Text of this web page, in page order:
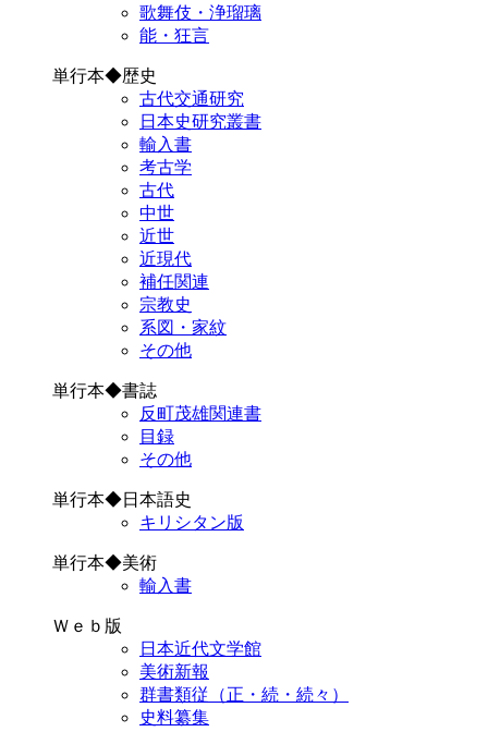
歌舞伎・浄瑠璃
能・狂言
単行本◆歴史
古代交通研究
日本史研究叢書
輸入書
考古学
古代
中世
近世
近現代
補任関連
宗教史
系図・家紋
その他
単行本◆書誌
反町茂雄関連書
目録
その他
単行本◆日本語史
キリシタン版
単行本◆美術
輸入書
Ｗｅｂ版
日本近代文学館
美術新報
群書類従（正・続・続々）
史料纂集